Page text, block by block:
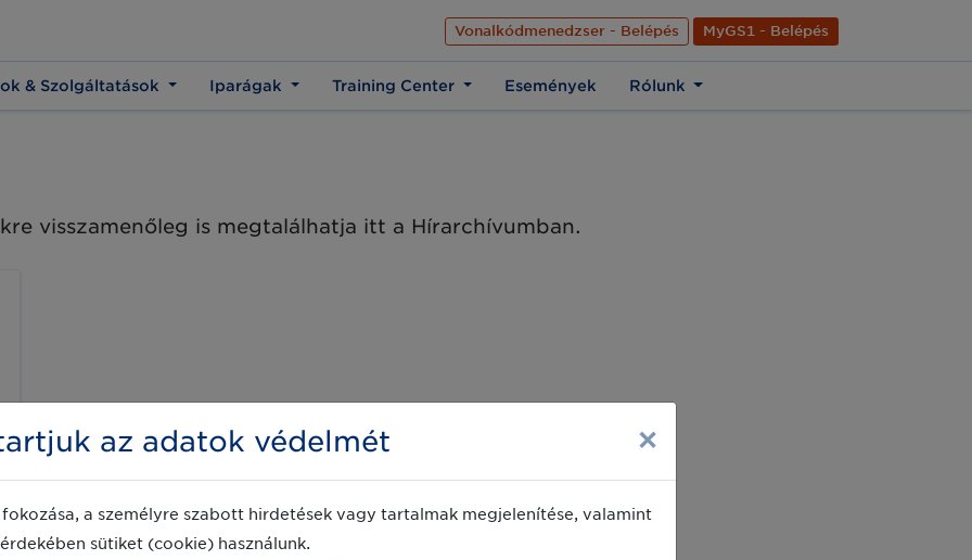
Az üzleti élet közös nyelve Hírek Kapcsolat Rólunk
EN
Vonalkódmenedzser - Belépés
MyGS1 - Belépés
& Szolgáltatások Iparágak Training Center Események Rólunk
visszamenőleg is megtalálhatja itt a Hírarchívumban.
az adatok védelmét ×
a személyre szabott hirdetések vagy tartalmak megjelenítése, valamint
sütiket (cookie) használunk.